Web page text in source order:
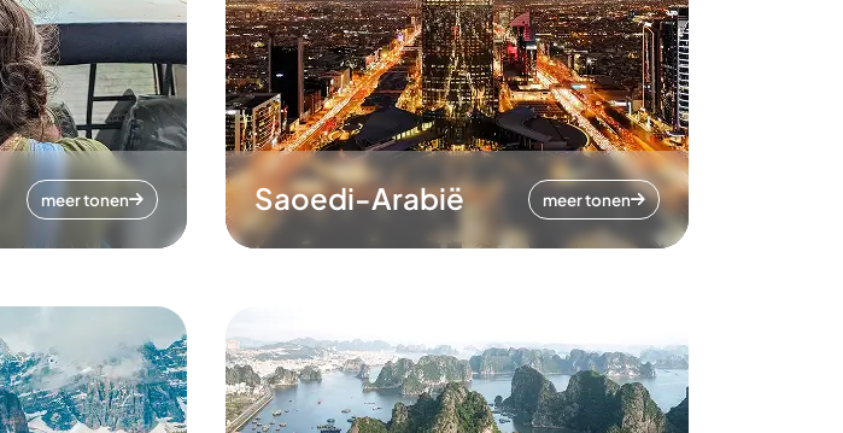
meer tonen Saoedi-Arabië meer tonen